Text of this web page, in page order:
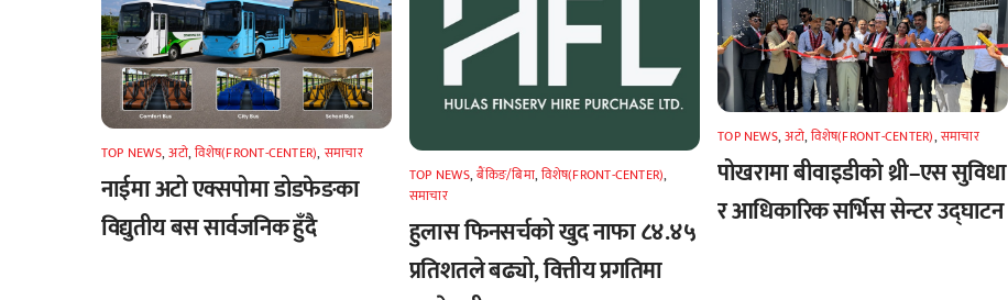
TOP NEWS,अटाे,विशेष(FRONT-CENTER), समाचार
नाईमा अटो एक्सपोमा डोडफेङका
विद्युतीय बस सार्वजनिक हुँदै
TOP NEWS,बैंकिङ/बिमा,विशेष(FRONT-CENTER),
समाचार
हुलास फिनसर्चको खुद नाफा ८४.४५
प्रतिशतले बढ्यो, वित्तीय प्रगतिमा
TOP NEWS,अटाे,विशेष(FRONT-CENTER),समाचार
पोखरामा बीवाइडीको थ्री–एस सुविधा
र आधिकारिक सर्भिस सेन्टर उद्घाटन